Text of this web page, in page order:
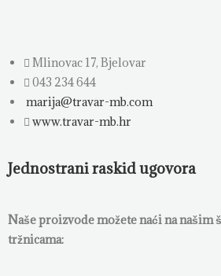
Mlinovac 17, Bjelovar
043 234 644
marija@travar-mb.com
www.travar-mb.hr
Jednostrani raskid ugovora
Naše proizvode možete naći na našim
tržnicama: